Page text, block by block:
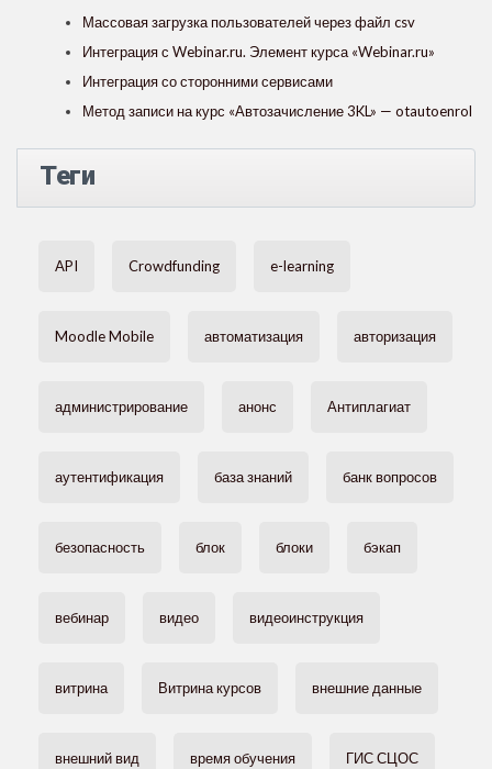
Массовая загрузка пользователей через файл csv
Интеграция с Webinar.ru. Элемент курса «Webinar.ru»
Интеграция со сторонними сервисами
Метод записи на курс «Автозачисление 3KL» — otautoenrol
Теги
API Crowdfunding e-learning
Moodle Mobile автоматизация авторизация
администрирование анонс Антиплагиат
аутентификация база знаний банк вопросов
безопасность блок блоки бэкап
вебинар видео видеоинструкция
витрина Витрина курсов внешние данные
внешний вид время обучения ГИС СЦОС